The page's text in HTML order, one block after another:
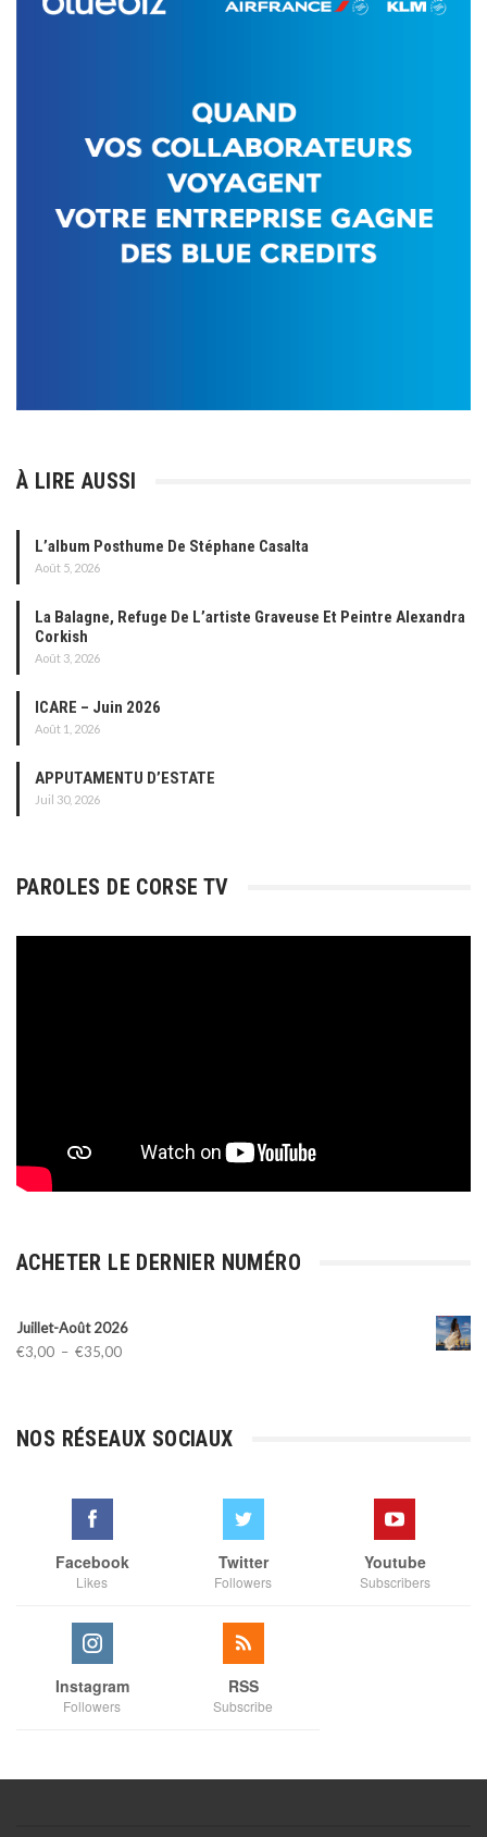
À LIRE AUSSI
L’album Posthume De Stéphane Casalta
Août 5, 2026
La Balagne, Refuge De L’artiste Graveuse Et Peintre Alexandra
Corkish
Août 3, 2026
ICARE – Juin 2026
Août 1, 2026
APPUTAMENTU D’ESTATE
Juil 30, 2026
PAROLES DE CORSE TV
ACHETER LE DERNIER NUMÉRO
Juillet-Août 2026
€3,00 – €35,00Plage
à
NOS RÉSEAUX SOCIAUX
Facebook
Likes
Twitter
Followers
Youtube
Subscribers
Instagram
Followers
RSS
Subscribe